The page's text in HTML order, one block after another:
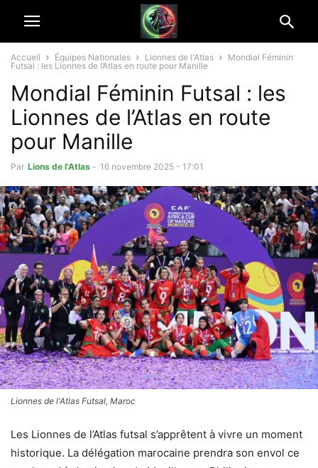
Accueil Équipes Nationales Lionnes de l'Atlas
Mondial Féminin
Futsal : les Lionnes de l’Atlas en route pour Manille
Mondial Féminin Futsal : les
Lionnes de l’Atlas en route
pour Manille
Par Lions de l'Atlas - 16 novembre 2025 - 17:01
Lionnes de l'Atlas Futsal, Maroc
Les Lionnes de l’Atlas futsal s’apprêtent à vivre un moment
historique. La délégation marocaine prendra son envol ce